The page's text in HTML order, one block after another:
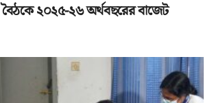
বৈঠকে ২০২৫-২৬ অর্থবছরের বাজেট